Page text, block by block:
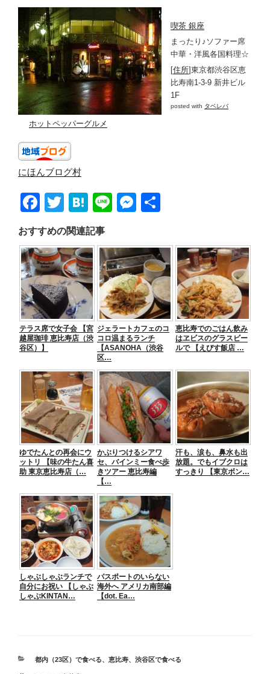
喫茶 銀座
まったり♪ソファー席
中華・洋風各国料理☆
[住所]東京都渋谷区恵
比寿南1‐3‐9 新井ビル
1F
posted with タベレバ
ホットペッパーグルメ
にほんブログ村
F
a
c
e
b
o
o
k
T
wi
tt
er
H
at
e
n
a
Li
e
M
ss
e
n
g
er
おすすめの関連記事
テラス席で女子会 【宮
越屋珈琲 恵比寿店（渋
谷区）】
ジェラートカフェのコ
コロ温まるランチ
【ASANOHA（渋谷
区…
恵比寿でのごはん飲み
はヱビスのグラスビー
ルで 【えびす飯店 …
ゆでたんとの再会にウ
ットリ 【味の牛たん喜
助 東京恵比寿店（…
かぶりつけるシアワ
セ、バインミー食べ歩
きツアー 恵比寿編
【…
汗も、涙も、鼻水も出
放題。でもイブクロは
すっきり 【東京ボン…
しゃぶしゃぶランチで
自分にお祝い 【しゃぶ
しゃぶKINTAN…
パスポートのいらない
海外へ アメリカ南部編
【dot. Ea…
カ
都内（23区）で食べる、 恵比寿、 渋谷区で食べる